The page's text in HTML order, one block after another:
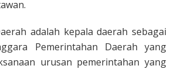
adalah kepala daerah sebagai
Pemerintahan Daerah yang
urusan pemerintahan yang